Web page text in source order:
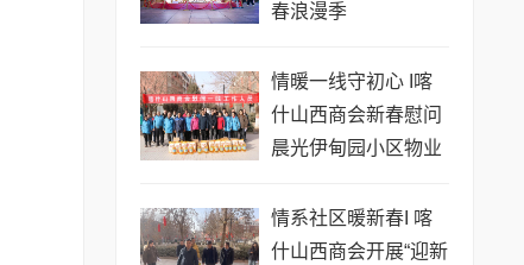
春浪漫季
情暖一线守初心 I喀
什山西商会新春慰问
晨光伊甸园小区物业
情系社区暖新春I 喀
什山西商会开展“迎新